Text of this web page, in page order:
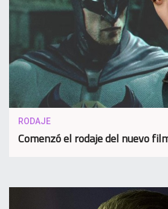
RODAJE
Comenzó el rodaje del nuevo